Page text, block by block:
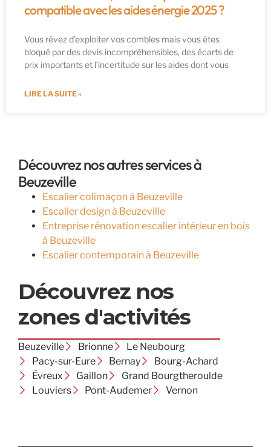
compatible avec les aides énergie 2025 ?
Vous rêvez d’exploiter vos combles mais vous êtes
bloqué par des devis incompréhensibles, des écarts de
prix importants et l’incertitude sur les aides dont vous
LIRE LA SUITE »
Découvrez nos autres services à
Beuzeville
Escalier colimaçon à Beuzeville
Escalier design à Beuzeville
Entreprise rénovation escalier intérieur en bois
à Beuzeville
Escalier contemporain à Beuzeville
Découvrez nos
zones d'activités
Beuzeville Brionne
Le Neubourg
Pacy-sur-Eure
Bernay
Bourg-Achard
Évreux
Gaillon
Grand Bourgtheroulde
Louviers
Pont-Audemer Vernon